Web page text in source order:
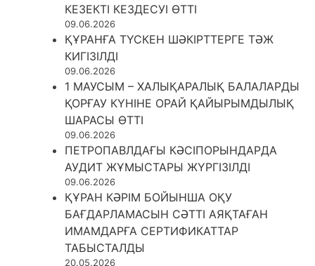
КЕЗЕКТІ КЕЗДЕСУІ ӨТТІ
09.06.2026
ҚҰРАНҒА ТҮСКЕН ШӘКІРТТЕРГЕ ТӘЖ
КИГІЗІЛДІ
09.06.2026
1 МАУСЫМ – ХАЛЫҚАРАЛЫҚ БАЛАЛАРДЫ
ҚОРҒАУ КҮНІНЕ ОРАЙ ҚАЙЫРЫМДЫЛЫҚ
ШАРАСЫ ӨТТІ
09.06.2026
ПЕТРОПАВЛДАҒЫ КӘСІПОРЫНДАРДА
АУДИТ ЖҰМЫСТАРЫ ЖҮРГІЗІЛДІ
09.06.2026
ҚҰРАН КӘРІМ БОЙЫНША ОҚУ
БАҒДАРЛАМАСЫН СӘТТІ АЯҚТАҒАН
ИМАМДАРҒА СЕРТИФИКАТТАР
ТАБЫСТАЛДЫ
20.05.2026